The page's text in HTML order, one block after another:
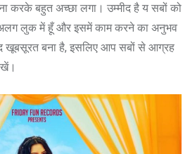
करके बहुत अच्छा लगा। उम्मीद है य सबों को
लुक में हूँ और इसमें काम करने का अनुभव
खूबसूरत बना है, इसलिए आप सबों से आग्रह